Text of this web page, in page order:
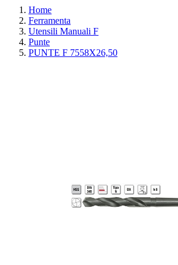
Home
Ferramenta
Utensili Manuali F
Punte
PUNTE F 7558X26,50